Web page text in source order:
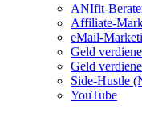
ANIfit-
Affiliate-
eMail-
Geld
Geld
Side-Hustle
YouTube